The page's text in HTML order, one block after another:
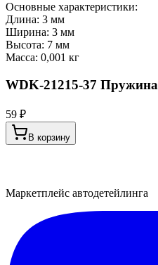
Основные характеристики:
Длина: 3 мм
Ширина: 3 мм
Высота: 7 мм
Масса: 0,001 кг
WDK-21215-37 Пружина
59 ₽
В корзину
Маркетплейс автодетейлинга